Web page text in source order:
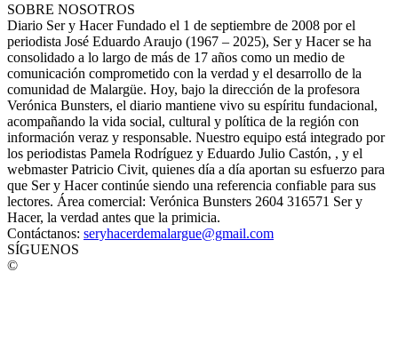
SOBRE NOSOTROS
Diario Ser y Hacer Fundado el 1 de septiembre de 2008 por el
periodista José Eduardo Araujo (1967 – 2025), Ser y Hacer se ha
consolidado a lo largo de más de 17 años como un medio de
comunicación comprometido con la verdad y el desarrollo de la
comunidad de Malargüe. Hoy, bajo la dirección de la profesora
Verónica Bunsters, el diario mantiene vivo su espíritu fundacional,
acompañando la vida social, cultural y política de la región con
información veraz y responsable. Nuestro equipo está integrado por
los periodistas Pamela Rodríguez y Eduardo Julio Castón, , y el
webmaster Patricio Civit, quienes día a día aportan su esfuerzo para
que Ser y Hacer continúe siendo una referencia confiable para sus
lectores. Área comercial: Verónica Bunsters 2604 316571 Ser y
Hacer, la verdad antes que la primicia.
Contáctanos: seryhacerdemalargue@gmail.com
SÍGUENOS
©